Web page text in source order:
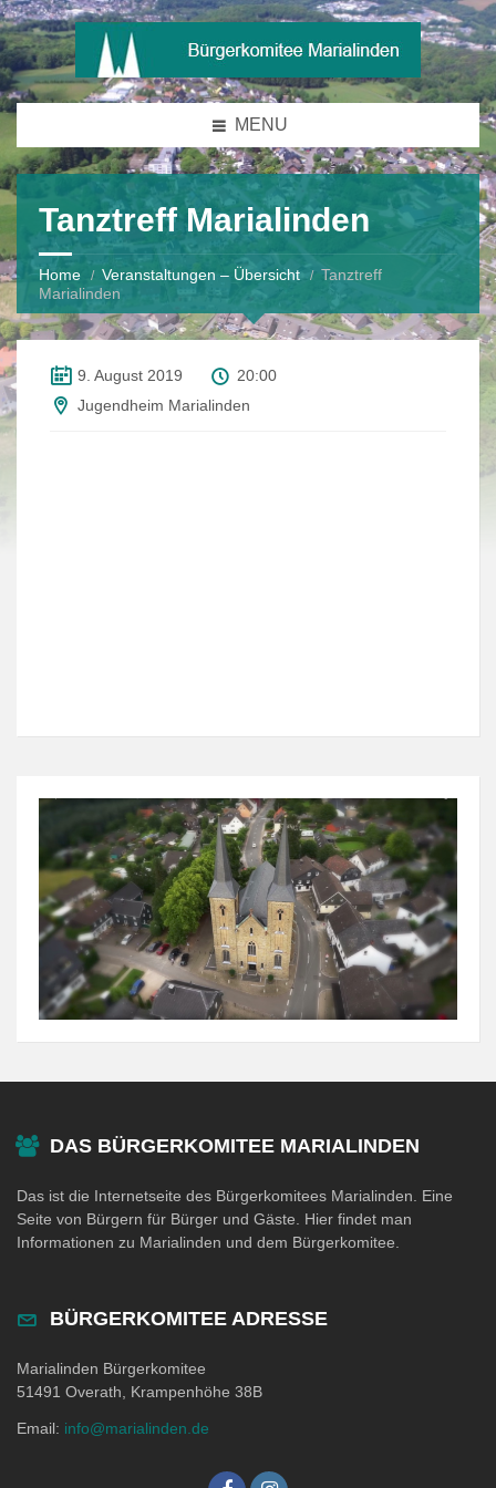
MENU
Tanztreff Marialinden
Home Veranstaltungen – Übersicht
Tanztreff
Marialinden
9. August 2019
20:00
Jugendheim Marialinden
DAS BÜRGERKOMITEE MARIALINDEN
Das ist die Internetseite des Bürgerkomitees Marialinden. Eine
Seite von Bürgern für Bürger und Gäste. Hier findet man
Informationen zu Marialinden und dem Bürgerkomitee.
BÜRGERKOMITEE ADRESSE
Marialinden Bürgerkomitee
51491 Overath, Krampenhöhe 38B
Email: info@marialinden.de